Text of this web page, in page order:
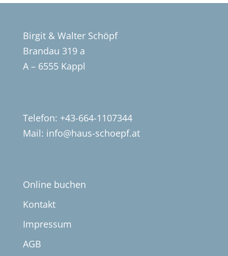
Birgit & Walter Schöpf
Brandau 319 a
A – 6555 Kappl
Telefon: +43-664-1107344
Mail: info@haus-schoepf.at
Online buchen
Kontakt
Impressum
AGB